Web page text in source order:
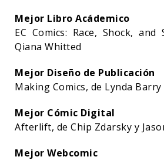
Mejor Libro Acádemico
EC Comics: Race, Shock,
Qiana Whitted
Mejor Diseño de Publicación
Making Comics, de Lynda Barry
Mejor Cómic Digital
Afterlift, de Chip Zdarsky y
Mejor Webcomic